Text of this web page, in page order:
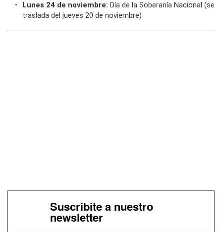
Lunes 24 de noviembre: Día de la Soberanía Nacional (se
traslada del jueves 20 de noviembre)
Suscribite a nuestro
newsletter